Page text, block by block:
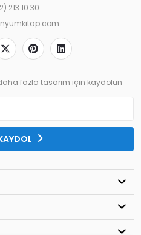
213 10 30
fazla tasarım için kaydolun